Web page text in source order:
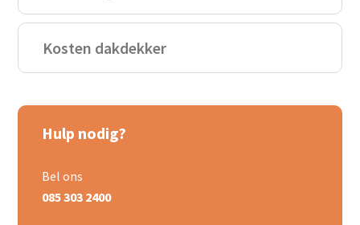
Kosten dakdekker
Hulp nodig?
Bel ons
085 303 2400